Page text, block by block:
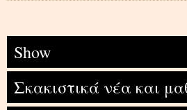
Show
Σκακιστικά νέα και